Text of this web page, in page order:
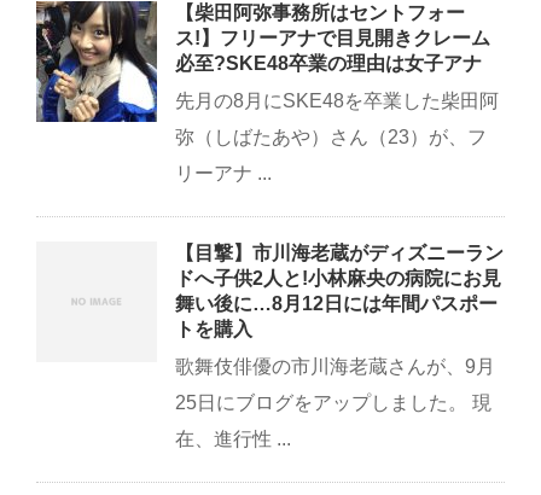
【柴田阿弥事務所はセントフォー
ス!】フリーアナで目見開きクレーム
必至?SKE48卒業の理由は女子アナ
先月の8月にSKE48を卒業した柴田阿
弥（しばたあや）さん（23）が、フ
リーアナ ...
【目撃】市川海老蔵がディズニーラン
ドへ子供2人と!小林麻央の病院にお見
舞い後に…8月12日には年間パスポー
トを購入
歌舞伎俳優の市川海老蔵さんが、9月
25日にブログをアップしました。 現
在、進行性 ...